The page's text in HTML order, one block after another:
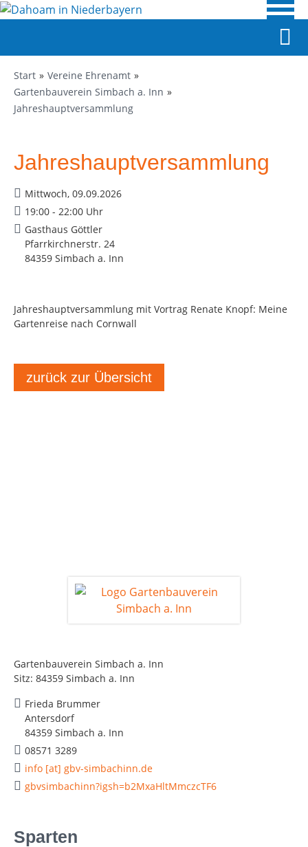
Start
Vereine Ehrenamt
Gartenbauverein Simbach a. Inn
Jahreshauptversammlung
Gartenbauverein Simbach a. Inn
Sitz: 84359 Simbach a. Inn
Frieda Brummer
Antersdorf
84359 Simbach a. Inn
08571 3289
info [at] gbv-simbachinn.de
gbvsimbachinn?igsh=b2MxaHltMmczcTF6
Sparten
Jahreshauptversammlung
Mittwoch, 09.09.2026
19:00 - 22:00 Uhr
Gasthaus Göttler
Pfarrkirchnerstr. 24
84359 Simbach a. Inn
Jahreshauptversammlung mit Vortrag Renate Knopf: Meine
Gartenreise nach Cornwall
zurück zur Übersicht